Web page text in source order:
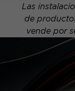
Las
de
vende por